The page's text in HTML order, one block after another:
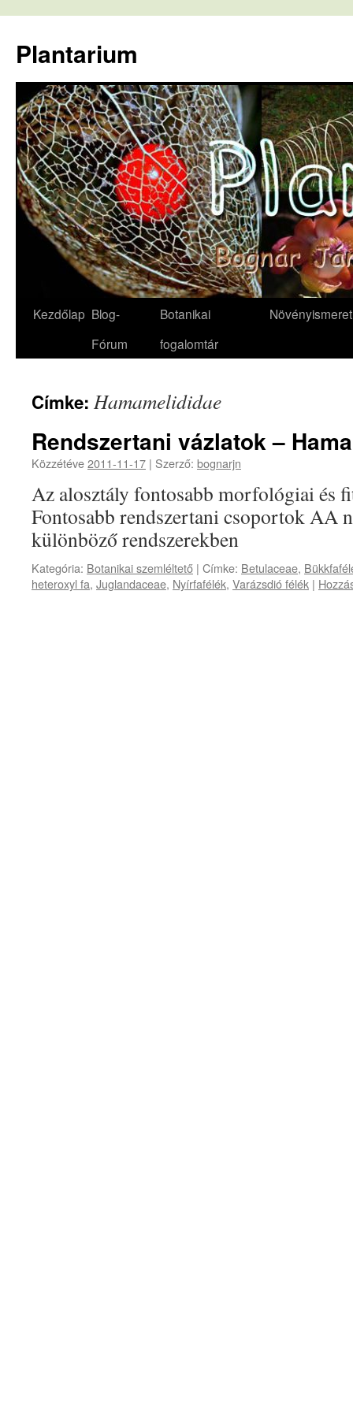
tartalomba
Plantarium
Kezdőlap Blog-
Fórum
Botanikai
fogalomtár
Növényismeret
Címke: Hamamelididae
Rendszertani vázlatok –
Közzétéve2011-11-17 | Szerző: bognarjn
Az alosztály fontosabb morfológiai és
Fontosabb rendszertani csoportok AA
különböző rendszerekben
Kategória: Botanikai szemléltető | Címke: Betulaceae,
heteroxyl fa, Juglandaceae, Nyírfafélék, Varázsdió félék |